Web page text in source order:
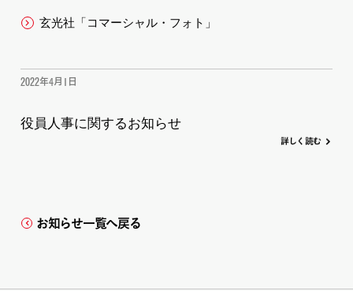
玄光社「コマーシャル・フォト」
2022年4月1日
役員人事に関するお知らせ
詳し く 読む
お知らせ一覧へ戻る